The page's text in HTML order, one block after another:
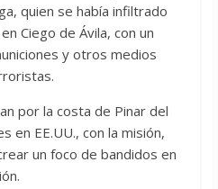
quien se había infiltrado
Ciego de Ávila, con un
y otros medios
por la costa de Pinar del
en EE.UU., con la misión,
un foco de bandidos en